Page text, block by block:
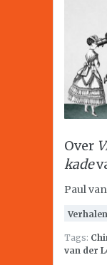
Over
kade
Paul
Verhalen
Tags:
van der